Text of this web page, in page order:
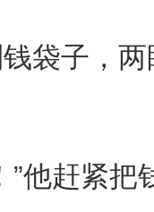
子，两
赶紧把